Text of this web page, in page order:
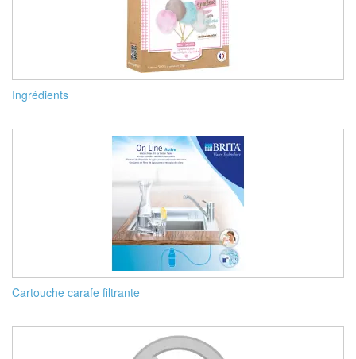
Ingrédients
Cartouche carafe filtrante